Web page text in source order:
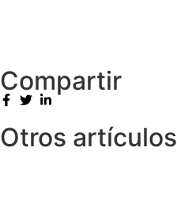
Compartir
Otros artículos